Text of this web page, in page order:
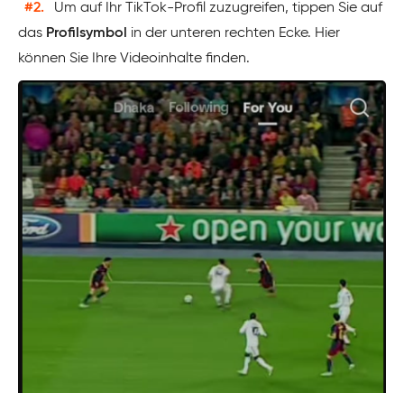
#2.
Um auf Ihr TikTok-Profil zuzugreifen, tippen Sie auf
das Profilsymbol in der unteren rechten Ecke. Hier
können Sie Ihre Videoinhalte finden.